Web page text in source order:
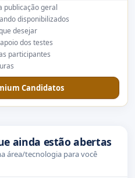
publicação geral
disponibilizados
desejar
dos testes
participantes
Candidatos
ainda estão abertas
área/tecnologia para você